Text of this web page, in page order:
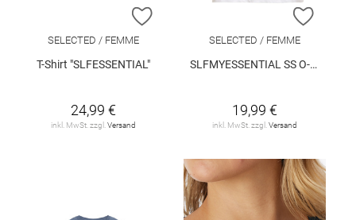
ZUR WUNSCHLISTE HINZUFÜGEN
SELECTED / FEMME
T-Shirt "SLFESSENTIAL"
24,99 €
inkl. MwSt. zzgl. Versand
ZUR
SELECTED / FEMME
SLFMYESSENTIAL SS O-NECK TEE NOOS
19,99 €
inkl. MwSt. zzgl. Versand